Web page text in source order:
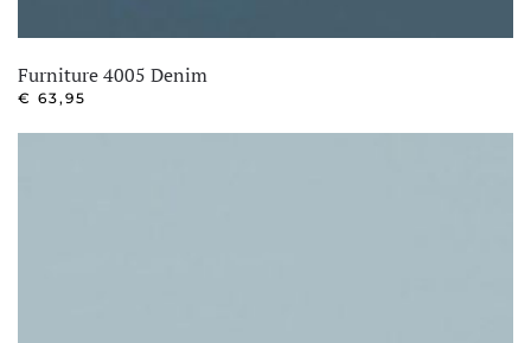
Furniture 4005 Denim
€ 63,95